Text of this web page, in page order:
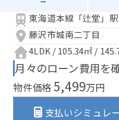
東海道本線「辻堂」
藤沢市城南二丁目
4LDK / 105.34㎡ /
月々のローン費用を
物件価格5,499万円
支払いシミュレ